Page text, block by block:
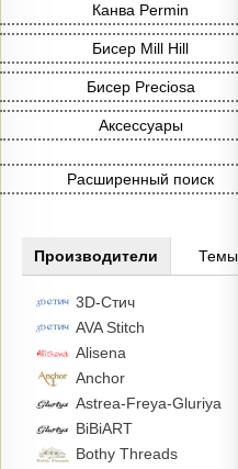
Канва Permin
Бисер Mill Hill
Бисер Preciosa
Аксессуары
Расширенный поиск
Производители Темы
3D-Стич
AVA Stitch
Alisena
Anchor
Astrea-Freya-Gluriya
BiBiART
Bothy Threads